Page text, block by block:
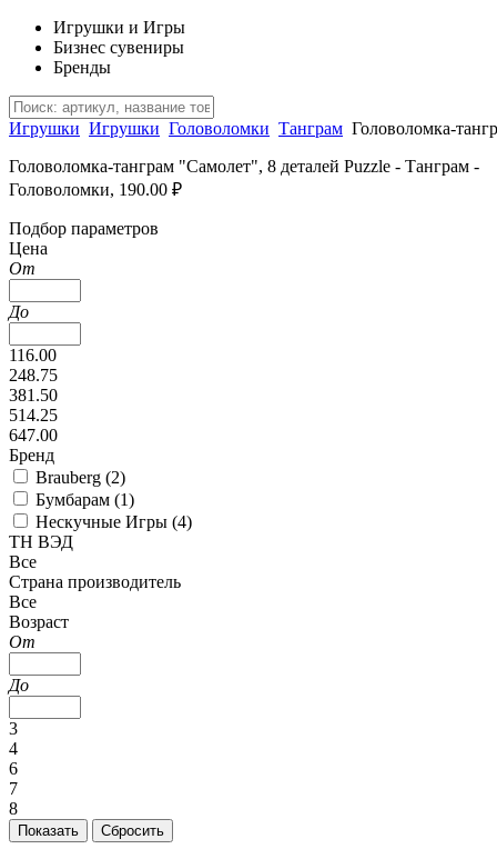
Игрушки и Игры
Бизнес сувениры
Бренды
Игрушки Игрушки Головоломки Танграм Головоломка-
Головоломка-танграм "Самолет", 8 деталей Puzzle - Танграм -
Головоломки, 190.00 ₽
Подбор параметров
Цена
От
До
116.00
248.75
381.50
514.25
647.00
Бренд
Brauberg (2)
Бумбарам (1)
Нескучные Игры (4)
ТН ВЭД
Все
Страна производитель
Все
Возраст
От
До
3
4
6
7
8